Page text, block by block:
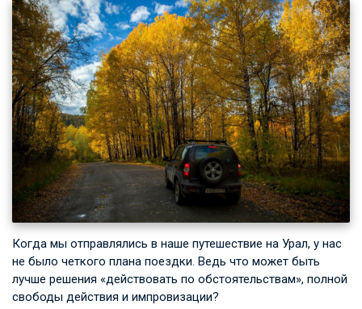
Когда мы отправлялись в наше путешествие на Урал, у нас
не было четкого плана поездки. Ведь что может быть
лучше решения «действовать по обстоятельствам», полной
свободы действия и импровизации?